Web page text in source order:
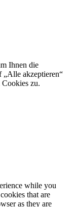
Ihnen die
„Alle akzeptieren“
zu.
while you
that are
as they are